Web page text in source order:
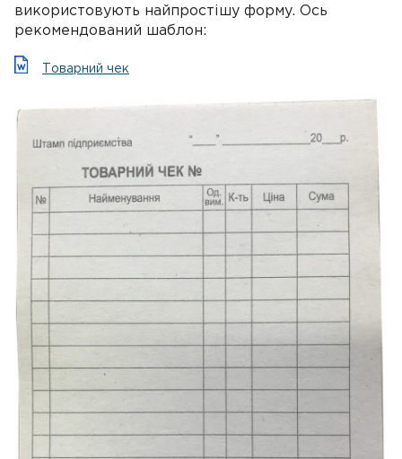
використовують найпростішу форму. Ось
рекомендований шаблон:
Товарний чек